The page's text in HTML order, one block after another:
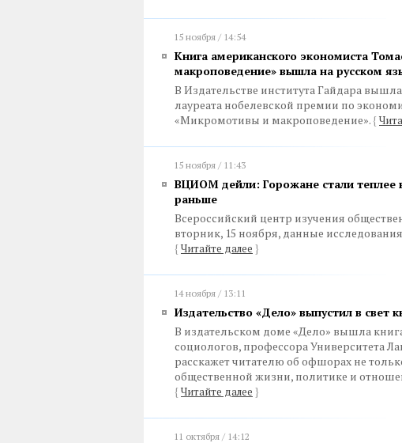
15 ноября / 14:54
Книга американского экономиста
макроповедение» вышла на русском
В Издательстве института Гайдара
лауреата нобелевской премии по
«Микромотивы и макроповедение». {
15 ноября / 11:43
ВЦИОМ дейли: Горожане стали теплее
раньше
Всероссийский центр изучения
вторник, 15 ноября, данные
{ Читайте далее }
14 ноября / 13:11
Издательство «Дело» выпустил в
В издательском доме «Дело» вышла
социологов, профессора Университета
расскажет читателю об офшорах не
общественной жизни, политике и
{ Читайте далее }
11 октября / 14:12